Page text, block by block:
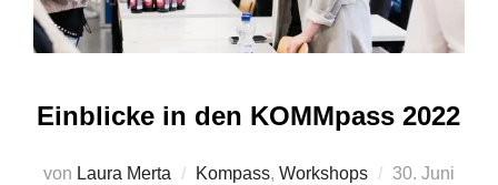
Einblicke in den KOMMpass 2022
von Laura Merta Kompass, Workshops
Veröffentlicht
30. Juni